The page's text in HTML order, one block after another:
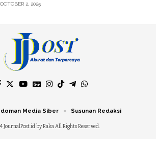
OCTOBER 2, 2025
by Raka All Rights Reserved.
Media Siber Susunan Redaksi